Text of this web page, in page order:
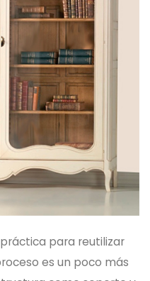
para reutilizar
es un poco más